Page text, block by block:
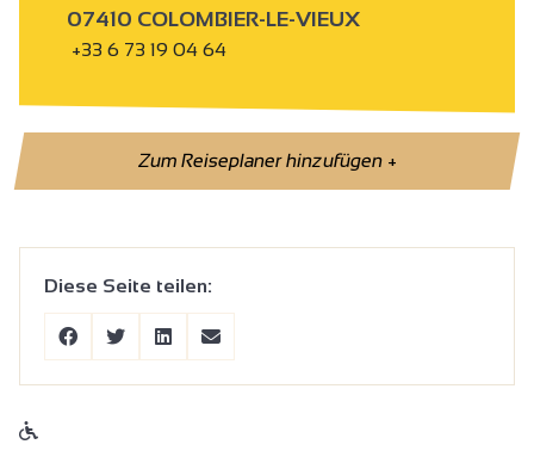
07410 COLOMBIER-LE-VIEUX
+33 6 73 19 04 64
Zum Reiseplaner hinzufügen+
Diese Seite teilen: